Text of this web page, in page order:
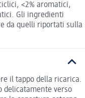
<2% aromatici,
Gli ingredienti
da quelli riportati sulla
il tappo della ricarica.
delicatamente verso